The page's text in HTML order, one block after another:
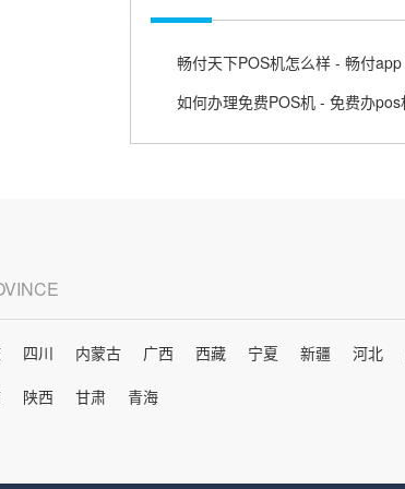
畅付天下POS机怎么样 - 畅付app
四川 内蒙古 广西 西藏 宁夏 新疆 河北
陕西 甘肃 青海